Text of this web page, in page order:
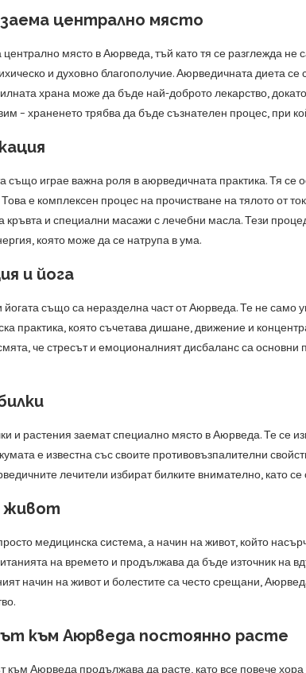
централно място
място в Аюрведа, тъй като тя се разглежда
и духовно благополучие. Аюрведичната диета
храна може да бъде най-доброто лекарство,
– храненето трябва да бъде съзнателен процес, при
също играе важна роля в аюрведичната практика. Тя
е комплексен процес на прочистване на тялото от
кръвта и специални масажи с лечебни масла. Тези
която може да се натрупа в ума.
и йога
също са неразделна част от Аюрведа. Те не само
практика, която съчетава дишане, движение и
че стресът и емоционалният дисбаланс са основни
и растения заемат специално място в Аюрведа. Те се
е известна със своите противовъзпалителни
лечители избират билките внимателно, като
живот
медицинска система, а начин на живот, който
на времето и продължава да бъде източник на
начин на живот и болестите са често срещани,
към Аюрведа постоянно расте
към Аюрведа продължава да расте, като все повече